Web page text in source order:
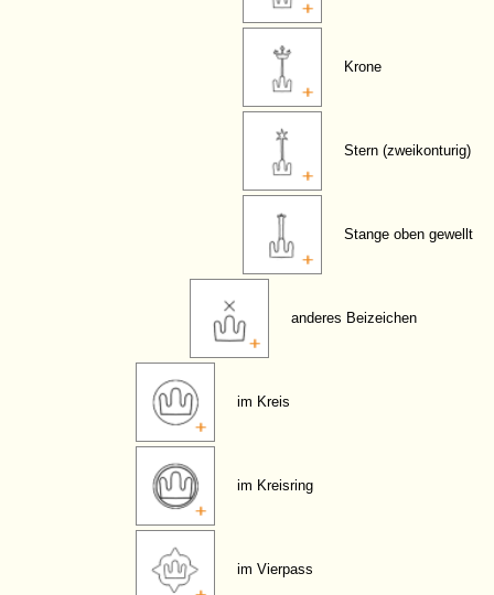
Krone
Stern (zweikonturig)
Stange oben gewellt
anderes Beizeichen
im Kreis
im Kreisring
im Vierpass